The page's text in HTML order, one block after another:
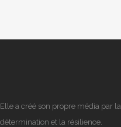
Elle a créé son propre média par la
détermination et la résilience.